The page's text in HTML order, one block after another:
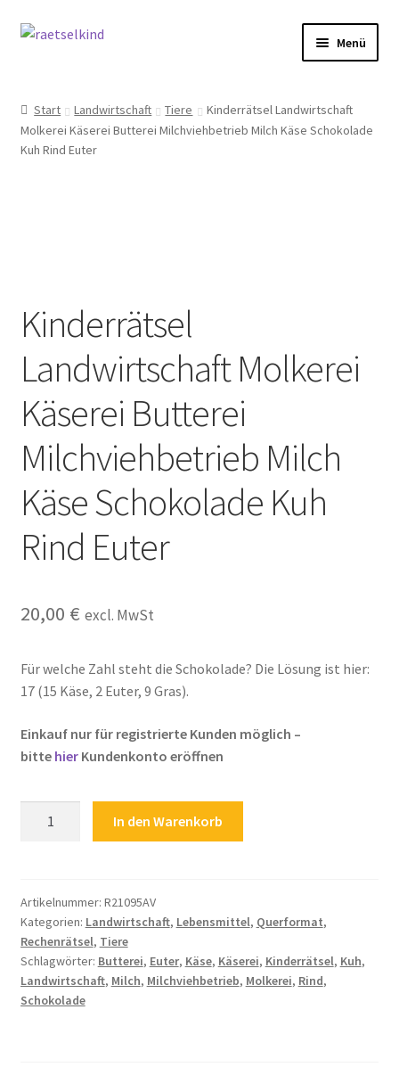
Zur
Zum
Menü
AGB
FAQ
Impressum
Kasse
Kontakt
Kostenlose Rätsel
Mein Konto
Shop
Versandarten
Zahlungsarten
Start Landwirtschaft Tiere
Kinderrätsel Landwirtschaft
Molkerei Käserei Butterei Milchviehbetrieb Milch Käse Schokolade
Kuh Rind Euter
Kinderrätsel
Landwirtschaft Molkerei
Käserei Butterei
Milchviehbetrieb Milch
Käse Schokolade Kuh
Rind Euter
20,00 € excl. MwSt
Für welche Zahl steht die Schokolade? Die Lösung ist hier:
17 (15 Käse, 2 Euter, 9 Gras).
Einkauf nur für registrierte Kunden möglich –
bitte hierKundenkonto eröffnen
Butterei
Milchviehbetrieb
Milch
Käse
Schokolade
Kuh
In den Warenkorb
Artikelnummer: R21095AV
Kategorien: Landwirtschaft, Lebensmittel, Querformat,
Rechenrätsel, Tiere
Schlagwörter: Butterei, Euter, Käse, Käserei, Kinderrätsel, Kuh,
Landwirtschaft, Milch, Milchviehbetrieb, Molkerei, Rind,
Schokolade